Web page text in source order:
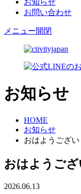
お知らせ
お問い合わせ
メニュー開閉
お知らせ
HOME
お知らせ
おはようござい
おはようご
2026.06.13